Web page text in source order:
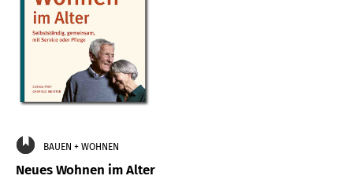
BAUEN + WOHNEN
Neues Wohnen im Alter